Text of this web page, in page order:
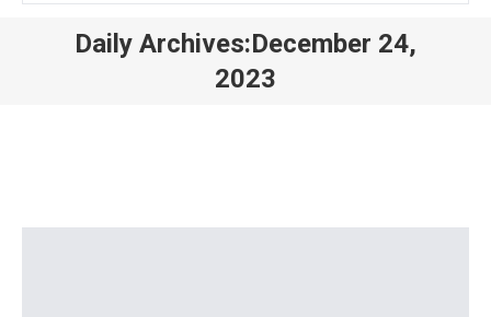
Daily Archives:December 24,
2023